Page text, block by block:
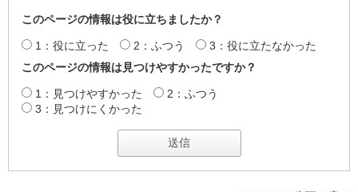
このページの情報は役に立ちましたか？
1：役に立った 2：ふつう
3：役に立たなかった
このページの情報は見つけやすかったですか？
1：見つけやすかった
2：ふつう
3：見つけにくかった